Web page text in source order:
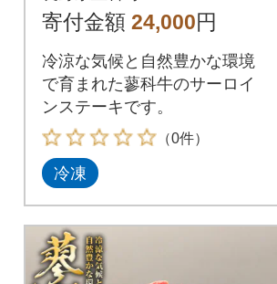
寄付金額 24,000円
冷涼な気候と自然豊かな環境
で育まれた蓼科牛のサーロイ
ンステーキです。
（0件）
冷凍